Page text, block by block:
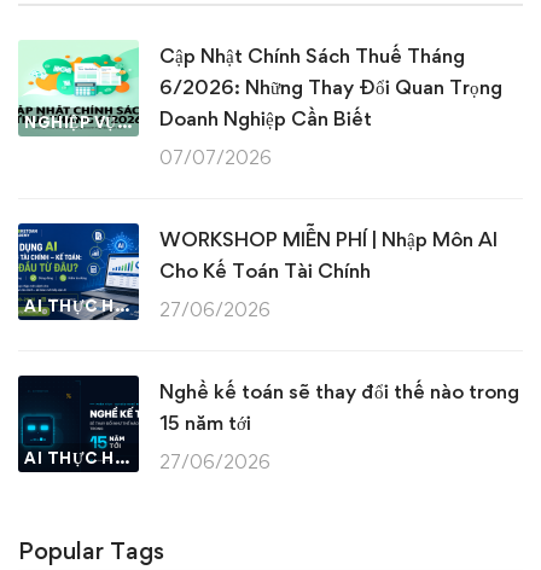
NGHIỆP VỤ KẾ TOÁN & THUẾ
Cập Nhật Chính Sách Thuế Tháng
6/2026: Những Thay Đổi Quan Trọng
Doanh Nghiệp Cần Biết
07/07/2026
AI THỰC HÀNH
WORKSHOP MIỄN PHÍ | Nhập Môn AI
Cho Kế Toán Tài Chính
27/06/2026
AI THỰC HÀNH
Nghề kế toán sẽ thay đổi thế nào trong
15 năm tới
27/06/2026
Popular Tags